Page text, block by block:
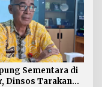
Sementara di
Dinsos Tarakan